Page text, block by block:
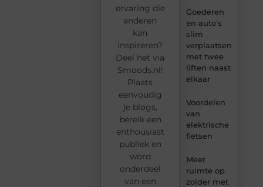
Goederen
en auto’s
slim
verplaatsen
met twee
liften naast
elkaar
Voordelen
van
elektrische
fietsen
Meer
ruimte op
zolder met
ervaring die
anderen
kan
inspireren?
Deel het via
Smoods.nl!
Plaats
eenvoudig
je blogs,
bereik een
enthousiast
publiek en
word
onderdeel
van een